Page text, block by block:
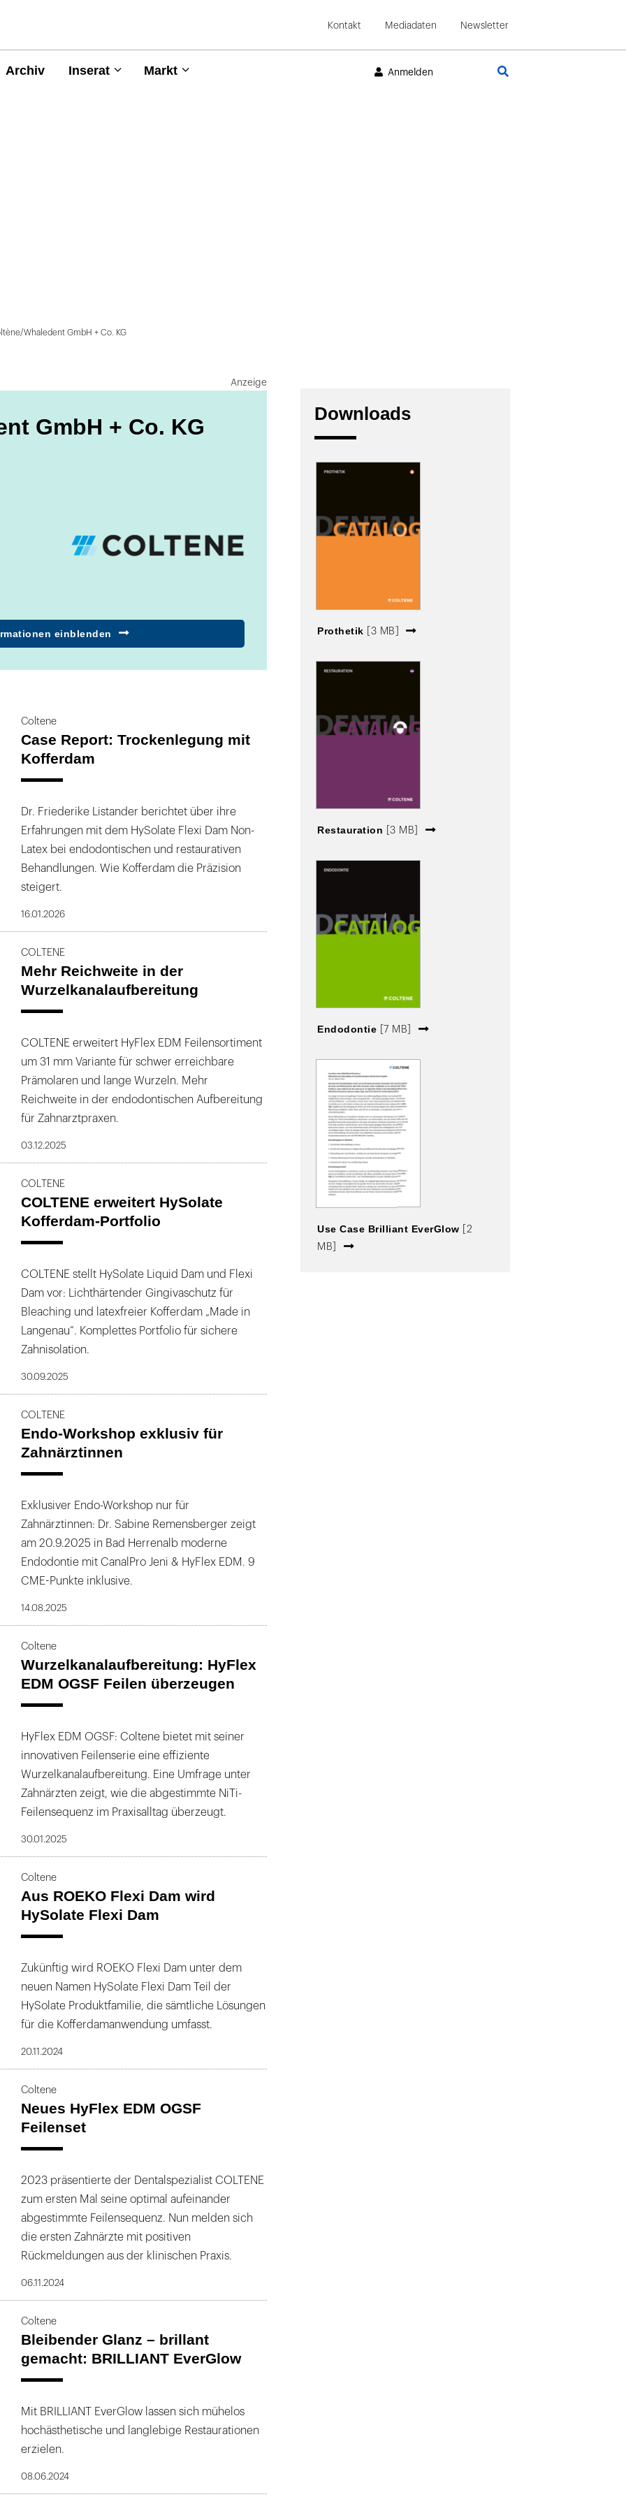
Kontakt Mediadaten Newsletter
Archiv Inserat Markt Anmelden
Whaledent GmbH + Co. KG
Anzeige
GmbH + Co. KG
einblenden
an, welches sechs
alle zahnärztlichen Behandlungen.
beinhaltet die Wurzelkanalaufbereitung mit
sowie Wurzelstiftsysteme. Das nächste
Zeichen der restaurativen Füllungstherapie.
und definitive Füllungsmaterialien sowie
Ein weiterer Hauptbereich stellt die
Spektrum an kondensations- und
Zusätzlich komplettieren die Segmente
Coltene
Case Report: Trockenlegung mit
Kofferdam
Dr. Friederike Listander berichtet über ihre
Erfahrungen mit dem HySolate Flexi Dam Non-
Latex bei endodontischen und restaurativen
Behandlungen. Wie Kofferdam die Präzision
steigert.
16.01.2026
COLTENE
Mehr Reichweite in der
Wurzelkanalaufbereitung
COLTENE erweitert HyFlex EDM Feilensortiment
um 31 mm Variante für schwer erreichbare
Prämolaren und lange Wurzeln. Mehr
Reichweite in der endodontischen Aufbereitung
für Zahnarztpraxen.
03.12.2025
COLTENE
COLTENE erweitert HySolate
Kofferdam-Portfolio
COLTENE stellt HySolate Liquid Dam und Flexi
Dam vor: Lichthärtender Gingivaschutz für
Bleaching und latexfreier Kofferdam „Made in
Langenau“. Komplettes Portfolio für sichere
Zahnisolation.
30.09.2025
COLTENE
Endo-Workshop exklusiv für
Zahnärztinnen
Exklusiver Endo-Workshop nur für
Zahnärztinnen: Dr. Sabine Remensberger zeigt
am 20.9.2025 in Bad Herrenalb moderne
Endodontie mit CanalPro Jeni & HyFlex EDM. 9
CME-Punkte inklusive.
14.08.2025
Coltene
Wurzelkanalaufbereitung: HyFlex
EDM OGSF Feilen überzeugen
HyFlex EDM OGSF: Coltene bietet mit seiner
innovativen Feilenserie eine effiziente
Wurzelkanalaufbereitung. Eine Umfrage unter
Zahnärzten zeigt, wie die abgestimmte NiTi-
Feilensequenz im Praxisalltag überzeugt.
30.01.2025
Coltene
Aus ROEKO Flexi Dam wird
HySolate Flexi Dam
Zukünftig wird ROEKO Flexi Dam unter dem
neuen Namen HySolate Flexi Dam Teil der
HySolate Produktfamilie, die sämtliche Lösungen
für die Kofferdamanwendung umfasst.
20.11.2024
Coltene
Neues HyFlex EDM OGSF
Feilenset
2023 präsentierte der Dentalspezialist COLTENE
zum ersten Mal seine optimal aufeinander
abgestimmte Feilensequenz. Nun melden sich
die ersten Zahnärzte mit positiven
Rückmeldungen aus der klinischen Praxis.
06.11.2024
Coltene
Bleibender Glanz – brillant
gemacht: BRILLIANT EverGlow
Mit BRILLIANT EverGlow lassen sich mühelos
hochästhetische und langlebige Restaurationen
erzielen.
08.06.2024
Downloads
Prothetik [3 MB]
Restauration [3 MB]
Endodontie [7 MB]
Use Case Brilliant EverGlow
[2
MB]